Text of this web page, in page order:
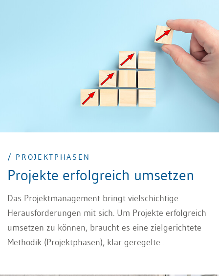
/ PROJEKTPHASEN
Projekte erfolgreich umsetzen
Das Projektmanagement bringt vielschichtige
Herausforderungen mit sich. Um Projekte erfolgreich
umsetzen zu können, braucht es eine zielgerichtete
Methodik (Projektphasen), klar geregelte